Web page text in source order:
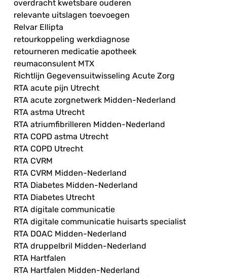
overdracht kwetsbare ouderen
relevante uitslagen toevoegen
Relvar Ellipta
retourkoppeling werkdiagnose
retourneren medicatie apotheek
reumaconsulent MTX
Richtlijn Gegevensuitwisseling Acute Zorg
RTA acute pijn Utrecht
RTA acute zorgnetwerk Midden-Nederland
RTA astma Utrecht
RTA atriumfibrilleren Midden-Nederland
RTA COPD astma Utrecht
RTA COPD Utrecht
RTA CVRM
RTA CVRM Midden-Nederland
RTA Diabetes Midden-Nederland
RTA Diabetes Utrecht
RTA digitale communicatie
RTA digitale communicatie huisarts specialist
RTA DOAC Midden-Nederland
RTA druppelbril Midden-Nederland
RTA Hartfalen
RTA Hartfalen Midden-Nederland